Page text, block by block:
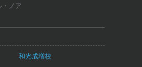
・ノア
和光成増校